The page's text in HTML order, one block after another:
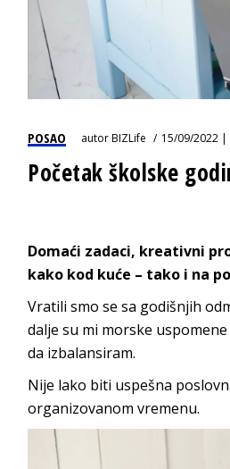
POSAO autorBIZLife 15/09/2022 |
Početak školske
Domaći zadaci, kreativni
kako kod kuće – tako i na
Vratili smo se sa godišnjih
dalje su mi morske
da izbalansiram.
Nije lako biti uspešna
organizovanom vremenu.